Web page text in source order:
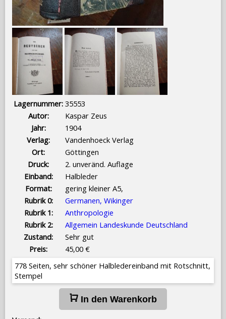
Lagernummer: 35553
Autor:
Kaspar Zeus
Jahr:
1904
Verlag:
Vandenhoeck Verlag
Ort:
Göttingen
Druck:
2. unveränd. Auflage
Einband:
Halbleder
Format:
gering kleiner A5,
Rubrik 0:
Germanen, Wikinger
Rubrik 1:
Anthropologie
Rubrik 2:
Allgemein Landeskunde Deutschland
Zustand:
Sehr gut
Preis:
45,00 €
778 Seiten, sehr schöner Halbledereinband mit Rotschnitt,
Stempel
In den Warenkorb